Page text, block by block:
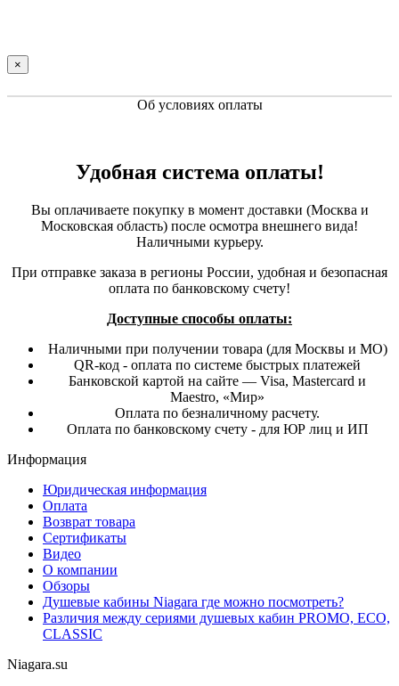
×
Об условиях оплаты
Удобная система оплаты!
Вы оплачиваете покупку в момент доставки (Москва и
Московская область) после осмотра внешнего вида!
Наличными курьеру.
При отправке заказа в регионы России, удобная и безопасная
оплата по банковскому счету!
Доступные способы оплаты:
Наличными при получении товара (для Москвы и МО)
QR-код - оплата по системе быстрых платежей
Банковской картой на сайте — Visa, Mastercard и
Maestro, «Мир»
Оплата по безналичному расчету.
Оплата по банковскому счету - для ЮР лиц и ИП
Информация
Юридическая информация
Оплата
Возврат товара
Сертификаты
Видео
О компании
Обзоры
Душевые кабины Niagara где можно посмотреть?
Различия между сериями душевых кабин PROMO, ECO,
CLASSIC
Niagara.su